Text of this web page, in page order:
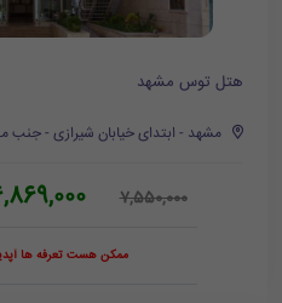
هتل توس مشهد
مشهد - ابتدای خیابان شیرازی -
7,550,000
ممکن هست تعرفه ها